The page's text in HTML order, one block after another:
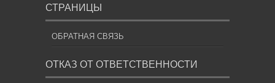
СТРАНИЦЫ
ОБРАТНАЯ СВЯЗЬ
ОТКАЗ ОТ ОТВЕТСТВЕННОСТИ